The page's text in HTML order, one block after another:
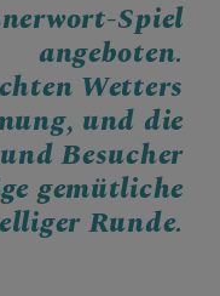
Spiel
angeboten.
Wetters
und die
Besucher
gemütliche
Runde.